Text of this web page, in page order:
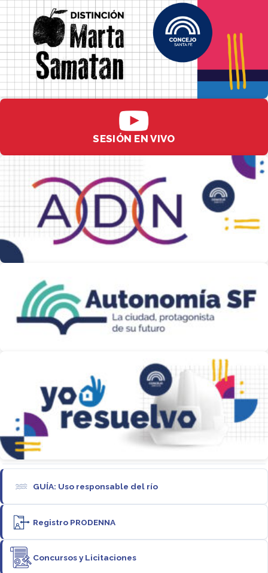
SESIÓN EN VIVO
GUÍA: Uso responsable del río
Registro PRODENNA
Concursos y Licitaciones